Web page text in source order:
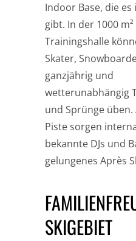
Indoor Base, die es
gibt. In der 1000
Trainingshalle
Skater,
ganzjährig und
wetterunabhängig
und Sprünge
Piste sorgen
bekannte DJs und
gelungenes Après
SKIGEBIET